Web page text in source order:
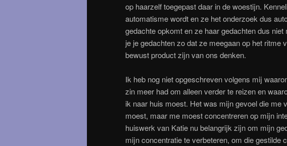
op haarzelf toegepast daar in de woestijn.
automatisme wordt en ze het onderzoek dus
gedachte opkomt en ze haar gedachten dus
je je gedachten zo dat ze meegaan op het ritme
bewust product zijn van ons denken.
Ik heb nog niet opgeschreven volgens mij
zin meer had om alleen verder te reizen en
ik naar huis moest. Het was mijn gevoel die me
moest, maar me moest concentreren op mijn
huiswerk van Katie nu belangrijk zijn om mijn
mijn concentratie te verbeteren, om die gestilde